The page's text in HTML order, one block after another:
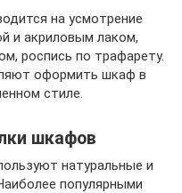
на усмотрение
и акриловым лаком,
роспись по трафарету.
оформить шкаф в
стиле.
шкафов
натуральные и
популярными